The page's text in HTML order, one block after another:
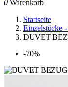
0 Warenkorb
Startseite
Einzelstücke
DUVET
-70%